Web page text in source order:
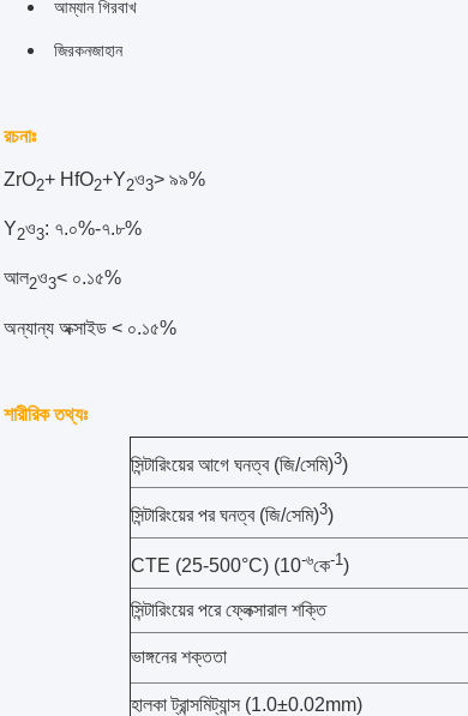
আম্যান গিরবাখ
জিরকনজাহান
রচনাঃ
ZrO2+ HfO2+Y2ও3> ৯৯%
Y2ও3: ৭.০%-৭.৮%
আল2ও3< ০.১৫%
অন্যান্য অক্সাইড < ০.১৫%
শারীরিক তথ্যঃ
সিন্টারিংয়ের আগে ঘনত্ব (জি/সেমি)3)
সিন্টারিংয়ের পর ঘনত্ব (জি/সেমি)3)
CTE (25-500°C) (10-৬কে-1)
সিন্টারিংয়ের পরে ফ্লেক্সারাল শক্তি
ভাঙ্গনের শক্ততা
হালকা ট্রান্সমিট্যান্স (1.0±0.02mm)